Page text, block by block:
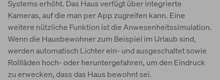
Systems erhöht. Das Haus verfügt über integrierte
Kameras, auf die man per App zugreifen kann. Eine
weitere nützliche Funktion ist die Anwesenheitssimulation.
Wenn die Hausbewohner zum Beispiel im Urlaub sind,
werden automatisch Lichter ein- und ausgeschaltet sowie
Rollläden hoch- oder heruntergefahren, um den Eindruck
zu erwecken, dass das Haus bewohnt sei.